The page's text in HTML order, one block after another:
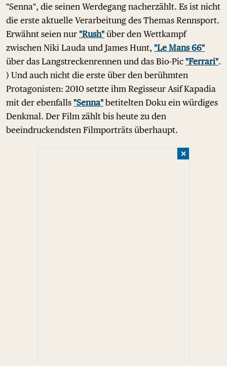
"Senna", die seinen Werdegang nacherzählt. Es ist nicht
die erste aktuelle Verarbeitung des Themas Rennsport.
Erwähnt seien nur "Rush" über den Wettkampf
zwischen Niki Lauda und James Hunt, "Le Mans 66"
über das Langstreckenrennen und das Bio-Pic "Ferrari".
) Und auch nicht die erste über den berühmten
Protagonisten: 2010 setzte ihm Regisseur Asif Kapadia
mit der ebenfalls "Senna" betitelten Doku ein würdiges
Denkmal. Der Film zählt bis heute zu den
beeindruckendsten Filmporträts überhaupt.
✕